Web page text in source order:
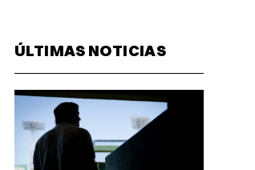
ÚLTIMAS NOTICIAS